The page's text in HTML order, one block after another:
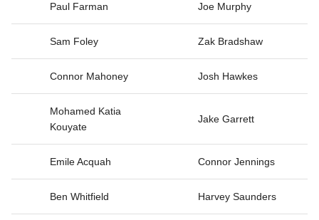
Paul Farman Joe Murphy
Sam Foley Zak Bradshaw
Connor Mahoney Josh Hawkes
Mohamed Katia
Kouyate
Jake Garrett
Emile Acquah Connor Jennings
Ben Whitfield Harvey Saunders